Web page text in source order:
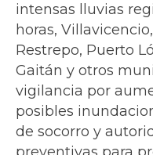
intensas lluvias
horas,
Restrepo, Puerto
Gaitán y otros
vigilancia por
posibles
de socorro y